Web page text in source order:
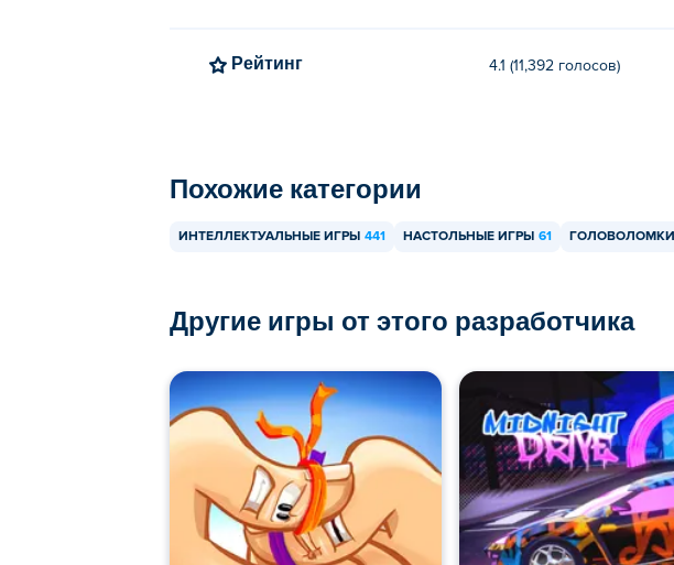
Рейтинг 4.1 (11,392 голосов)
Похожие категории
ИНТЕЛЛЕКТУАЛЬНЫЕ ИГРЫ 441 НАСТОЛЬНЫЕ ИГРЫ 61 ГОЛОВОЛОМКИ
Другие игры от этого разработчика